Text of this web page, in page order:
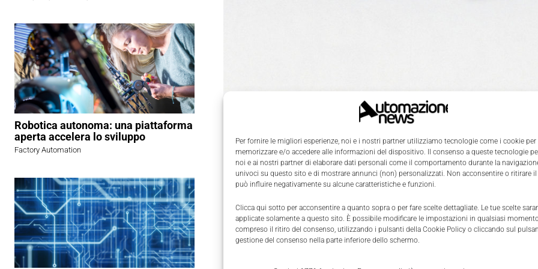
Per fornire le migliori esperienze, noi e i nostri partner utilizziamo tecnologie come i cookie per
memorizzare e/o accedere alle informazioni del dispositivo. Il consenso a queste tecnologie
noi e ai nostri partner di elaborare dati personali come il comportamento durante la
univoci su questo sito e di mostrare annunci (non) personalizzati. Non acconsentire o ritirare
può influire negativamente su alcune caratteristiche e funzioni.
Clicca qui sotto per acconsentire a quanto sopra o per fare scelte dettagliate. Le tue scelte
applicate solamente a questo sito. È possibile modificare le impostazioni in qualsiasi
compreso il ritiro del consenso, utilizzando i pulsanti della Cookie Policy o cliccando sul
gestione del consenso nella parte inferiore dello schermo.
Robotica autonoma: una piattaforma
aperta accelera lo sviluppo
Factory Automation
robusto sensore di posizione, il WB25. Con una corsa fino a 25
tecnologia a nastro è disponibile anche per applicazioni pesanti con
campi di misura. La famiglia Positape è stata progettata, in
richiesti profili molto compatti per ragioni di spazio.I sensori di
convenzionali che funzionano con il filo se puleggiati non sono